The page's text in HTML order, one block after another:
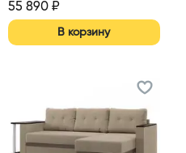
55 890₽
В корзину